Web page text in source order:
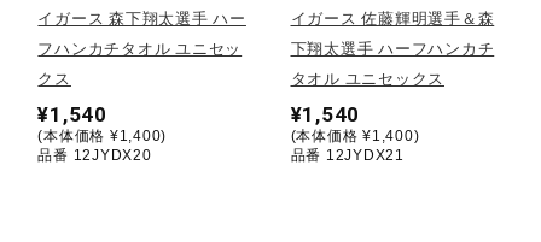
ゴルフ
スイム
イガース 森下翔太選手 ハー
フハンカチタオル ユニセッ
クス
¥1,540
(本体価格 ¥1,400)
品番 12JYDX20
イガース 佐藤輝明選手＆森
下翔太選手 ハーフハンカチ
タオル ユニセックス
¥1,540
(本体価格 ¥1,400)
品番 12JYDX21